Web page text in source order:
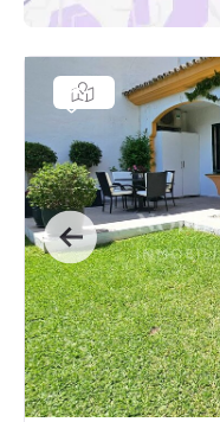
Previous